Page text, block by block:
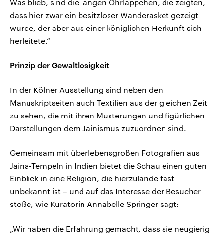
Was blieb, sind die langen Ohrläppchen, die zeigten,
dass hier zwar ein besitzloser Wanderasket gezeigt
wurde, der aber aus einer königlichen Herkunft sich
herleitete.“
Prinzip der Gewaltlosigkeit
In der Kölner Ausstellung sind neben den
Manuskriptseiten auch Textilien aus der gleichen Zeit
zu sehen, die mit ihren Musterungen und figürlichen
Darstellungen dem Jainismus zuzuordnen sind.
Gemeinsam mit überlebensgroßen Fotografien aus
Jaina-Tempeln in Indien bietet die Schau einen guten
Einblick in eine Religion, die hierzulande fast
unbekannt ist – und auf das Interesse der Besucher
stoße, wie Kuratorin Annabelle Springer sagt:
„Wir haben die Erfahrung gemacht, dass sie neugierig